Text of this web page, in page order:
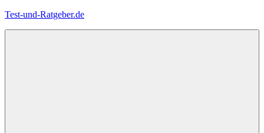
Zum
Test-und-Ratgeber.de